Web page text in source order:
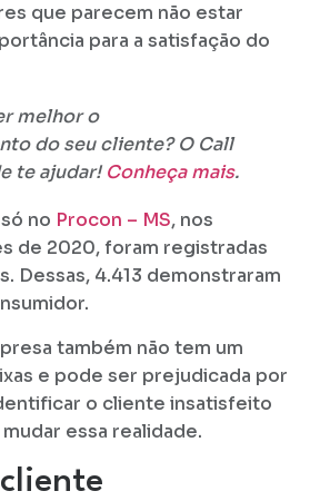
que parecem não estar
para a satisfação do
melhor o
do seu cliente? O Call
te ajudar!Conheça mais.
no Procon – MS, nos
de 2020, foram registradas
Dessas, 4.413 demonstraram
também não tem um
e pode ser prejudicada por
o cliente insatisfeito
essa realidade.